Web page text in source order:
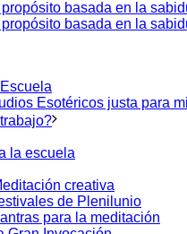
Esotéricos justa para
la escuela
creativa
de Plenilunio
para la meditación